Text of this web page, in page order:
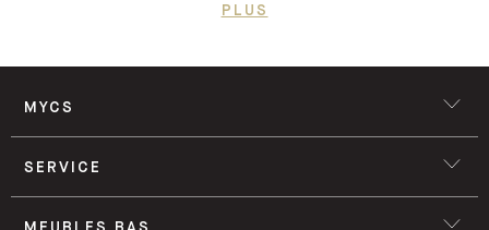
nous vous laissons le soin de concevoir un buffet blanc
Concevez votre buffet blanc avec notre configurateur
Notre configurateur vous accompagne dans la création
PLUS
MYCS
SERVICE